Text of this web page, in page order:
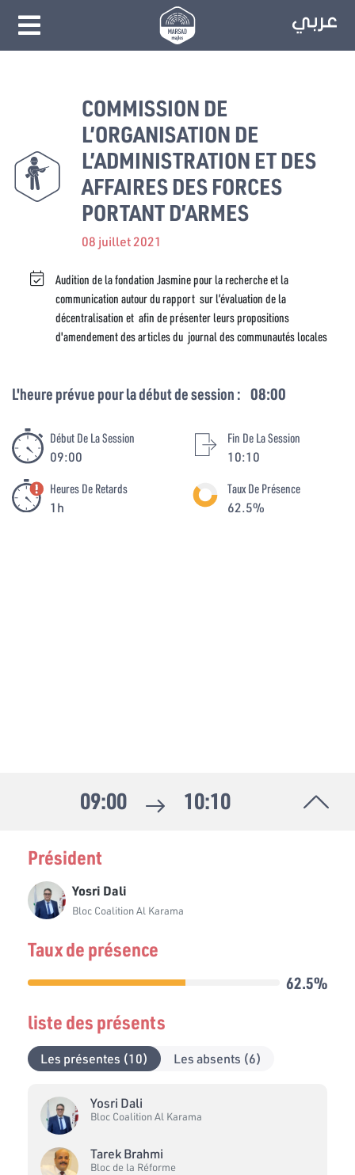
COMMISSION DE
L’ORGANISATION DE
L’ADMINISTRATION ET DES
AFFAIRES DES FORCES
PORTANT D’ARMES
08 juillet 2021
Audition de la fondation Jasmine pour la recherche et la
communication autour du rapport sur l’évaluation de la
décentralisation et afin de présenter leurs propositions
d'amendement des articles du journal des communautés locales
L'heure prévue pour la début de session : 08:00
Début De La Session
09:00
Fin De La Session
10:10
Heures De Retards
1h
Taux De Présence
62.5%
09:00 10:10
Président
Yosri Dali
Bloc Coalition Al Karama
Taux de présence
62.5%
liste des présents
Les présentes (10) Les absents (6)
Yosri Dali
Bloc Coalition Al Karama
Tarek Brahmi
Bloc de la Réforme